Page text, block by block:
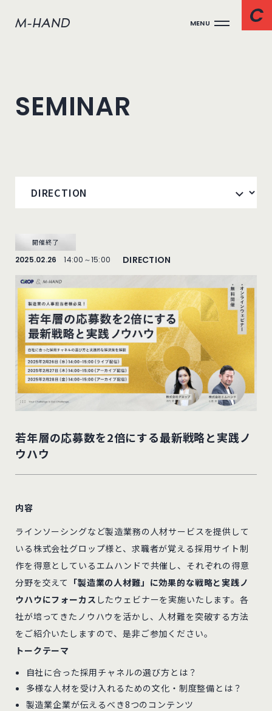
MENU
SEMINAR
開催終了
2025.02.26 14:00～15:00 DIRECTION
若年層の応募数を2倍にする最新戦略と実践ノ
ウハウ
内容
ラインソーシングなど製造業務の人材サービスを提供して
いる株式会社グロップ様と、求職者が覚える採用サイト制
作を得意としているエムハンドで共催し、それぞれの得意
分野を交えて 「製造業の人材難」に効果的な戦略と実践ノ
ウハウにフォーカス したウェビナーを実施いたします。各
社が培ってきたノウハウを活かし、人材難を突破する方法
をご紹介いたしますので、是非ご参加ください。
トークテーマ
自社に合った採用チャネルの選び方とは？
多様な人材を受け入れるための文化・制度整備とは？
製造業企業が伝えるべき8つのコンテンツ